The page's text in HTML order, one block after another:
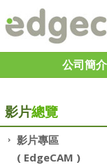
公司簡介
影片總覽
影片專
( EdgeCAM )